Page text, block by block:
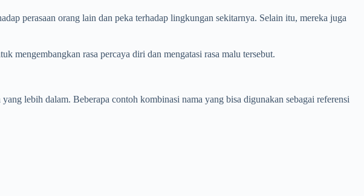
perasaan orang lain dan peka terhadap lingkungan sekitarnya. Selain itu, mereka juga
mengembangkan rasa percaya diri dan mengatasi rasa malu tersebut.
lebih dalam. Beberapa contoh kombinasi nama yang bisa digunakan sebagai referensi